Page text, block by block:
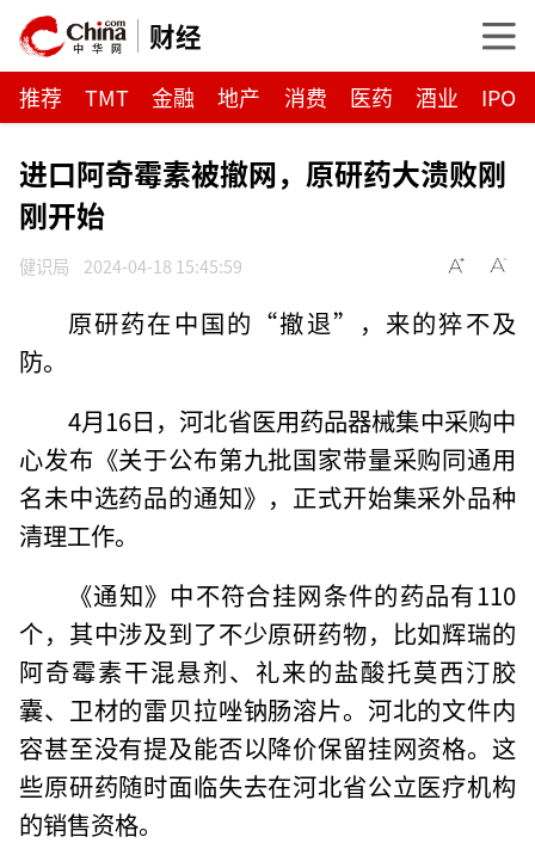
财经
推荐 TMT 金融 地产 消费 医药 酒业 IPO
进口阿奇霉素被撤网，原研药大溃败刚
刚开始
健识局 2024-04-18 15:45:59
原研药在中国的“撤退”，来的猝不及
防。
4月16日，河北省医用药品器械集中采购中
心发布《关于公布第九批国家带量采购同通用
名未中选药品的通知》，正式开始集采外品种
清理工作。
《通知》中不符合挂网条件的药品有110
个，其中涉及到了不少原研药物，比如辉瑞的
阿奇霉素干混悬剂、礼来的盐酸托莫西汀胶
囊、卫材的雷贝拉唑钠肠溶片。河北的文件内
容甚至没有提及能否以降价保留挂网资格。这
些原研药随时面临失去在河北省公立医疗机构
的销售资格。